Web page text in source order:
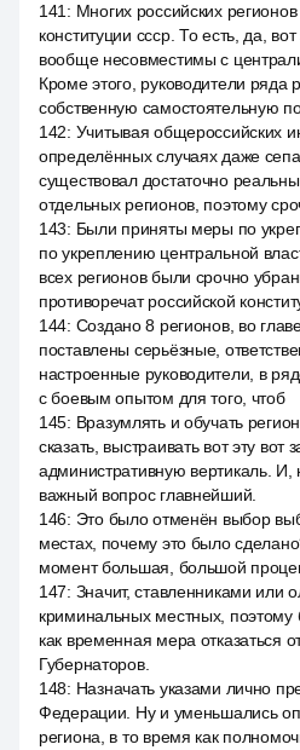
141 : Многих российских
конституции ссср. То есть, да,
вообще несовместимы с
Кроме этого, руководители ряда
собственную самостоятельную
142: Учитывая общероссийских
определённых случаях даже
существовал достаточно
отдельных регионов, поэтому
143: Были приняты меры по
по укреплению центральной
всех регионов были срочно
противоречат российской
144: Создано 8 регионов, во
поставлены серьёзные,
настроенные руководители, в
с боевым опытом для того, чтоб
145: Вразумлять и обучать
сказать, выстраивать вот эту вот
административную вертикаль. И,
важный вопрос главнейший.
146: Это было отменён выбор
местах, почему это было
момент большая, большой
147: Значит, ставленниками или
криминальных местных,
как временная мера отказаться
Губернаторов.
148: Назначать указами лично
Федерации. Ну и уменьшались
региона, в то время как